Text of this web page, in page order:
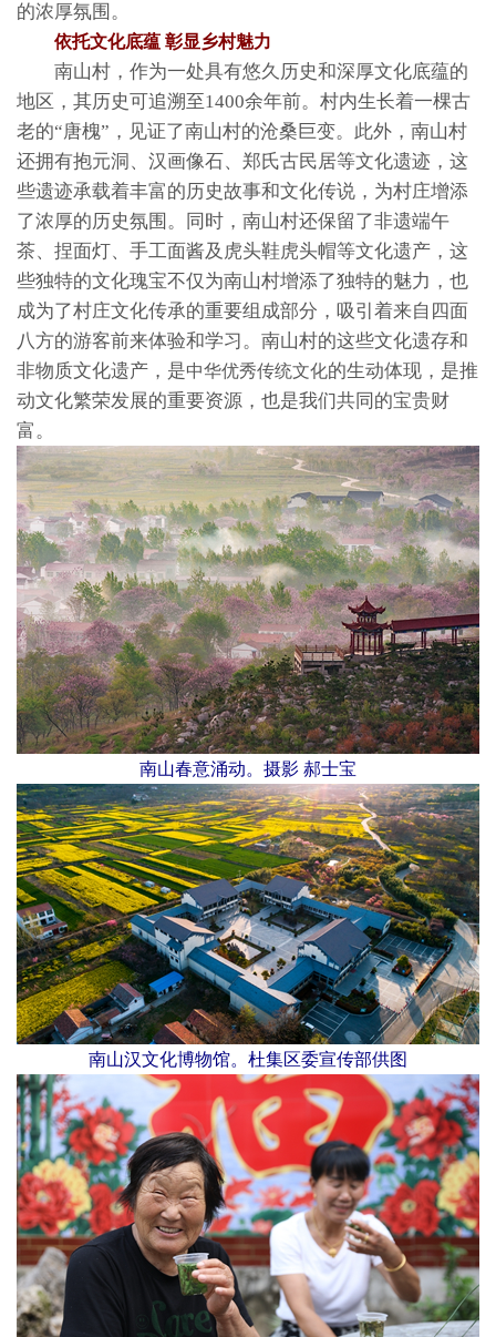
的浓厚氛围。
依托文化底蕴 彰显乡村魅力
南山村，作为一处具有悠久历史和深厚文化底蕴的
地区，其历史可追溯至1400余年前。村内生长着一棵古
老的“唐槐”，见证了南山村的沧桑巨变。此外，南山村
还拥有抱元洞、汉画像石、郑氏古民居等文化遗迹，这
些遗迹承载着丰富的历史故事和文化传说，为村庄增添
了浓厚的历史氛围。同时，南山村还保留了非遗端午
茶、捏面灯、手工面酱及虎头鞋虎头帽等文化遗产，这
些独特的文化瑰宝不仅为南山村增添了独特的魅力，也
成为了村庄文化传承的重要组成部分，吸引着来自四面
八方的游客前来体验和学习。南山村的这些文化遗存和
非物质文化遗产，是中华优秀传统文化的生动体现，是推
动文化繁荣发展的重要资源，也是我们共同的宝贵财
富。
南山春意涌动。摄影 郝士宝
南山汉文化博物馆。杜集区委宣传部供图